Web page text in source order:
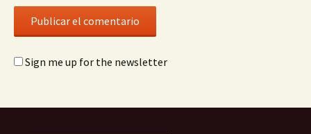
Sign me up for the newsletter